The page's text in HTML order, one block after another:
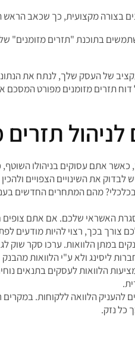
בצורה מקצועית, כך שכאב הראש
בתוכנת "תזרים מזומנים"
של העסק שלך, לנתח את
תזרים מזומנים מפורט
תזרים
אתם עסוקים בניהולו
את השינויים הצפויים
מהם המתחרים החדשים
האשראי שלכם. אם אתם צופים
צורך בכך, רצוי להיות מודעים
במתן הלוואות. ערכו סקר שוק
ליסינג ולא ע"י הלוואות מהבנק
הלוואות לעסקים בתנאים
להעניק הלוואה ללקוחות.
כל נזק.